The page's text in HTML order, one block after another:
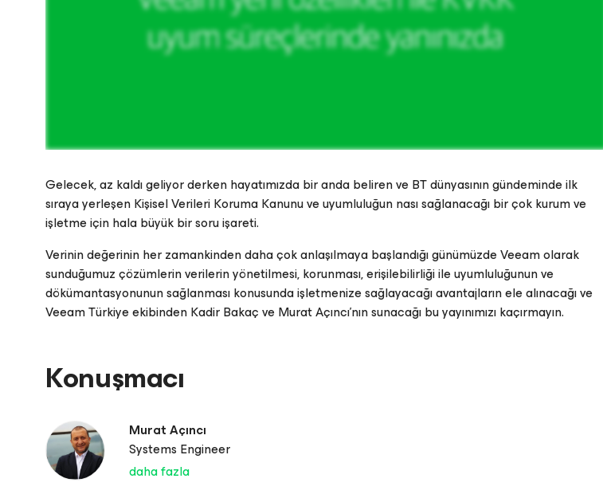
Please register to get access to watch the webinar
Gelecek, az kaldı geliyor derken hayatımızda bir anda beliren ve BT dünyasının gündeminde ilk
sıraya yerleşen Kişisel Verileri Koruma Kanunu ve uyumluluğun nası sağlanacağı bir çok kurum ve
işletme için hala büyük bir soru işareti.
Verinin değerinin her zamankinden daha çok anlaşılmaya başlandığı günümüzde Veeam olarak
sunduğumuz çözümlerin verilerin yönetilmesi, korunması, erişilebilirliği ile uyumluluğunun ve
dökümantasyonunun sağlanması konusunda işletmenize sağlayacağı avantajların ele alınacağı ve
Veeam Türkiye ekibinden Kadir Bakaç ve Murat Açıncı’nın sunacağı bu yayınımızı kaçırmayın.
Konuşmacı
Murat Açıncı
Systems Engineer
daha fazla